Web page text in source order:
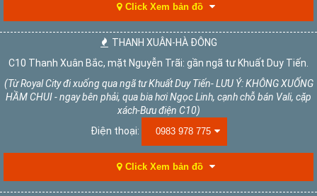
Click Xem bản đồ
THANH XUÂN-HÀ ĐÔNG
C10 Thanh Xuân Bắc, mặt Nguyễn Trãi: gần ngã tư Khuất Duy Tiến.
(Từ Royal City đi xuống qua ngã tư Khuất Duy Tiến- LƯU Ý: KHÔNG XUỐNG
HẦM CHUI - ngay bên phải, qua bia hơi Ngọc Linh, cạnh chỗ bán Vali, cặp
xách-Bưu điện C10)
Điện thoại:
0983 978 775
Click Xem bản đồ